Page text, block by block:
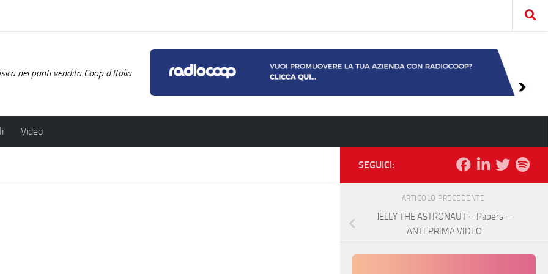
nei punti vendita Coop d'Italia
Video
SEGUICI:
ARTICOLO PRECEDENTE
JELLY THE ASTRONAUT – Papers –
ANTEPRIMA VIDEO